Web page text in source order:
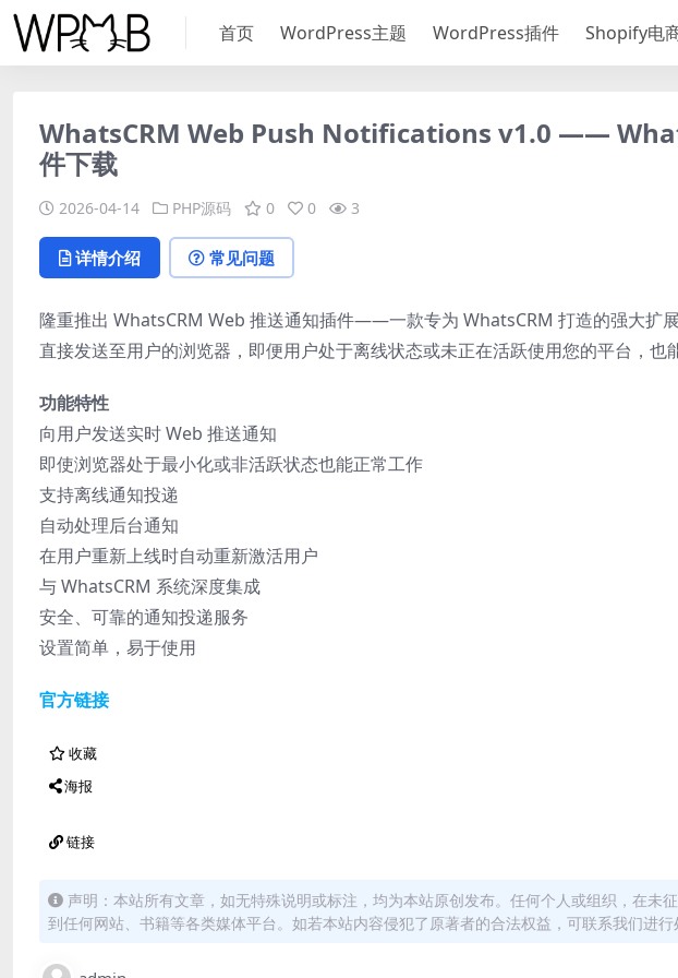
首页 WordPress主题 WordPress插件 Shopify电
WhatsCRM Web Push Notifications v1.0 ——
件下载
2026-04-14 PHP源码 0 0 3
详情介绍 常见问题
隆重推出 WhatsCRM Web 推送通知插件——一款专为 WhatsCRM 打造的强大扩
直接发送至用户的浏览器，即便用户处于离线状态或未正在活跃使用您的平台，也
功能特性
向用户发送实时 Web 推送通知
即使浏览器处于最小化或非活跃状态也能正常工作
支持离线通知投递
自动处理后台通知
在用户重新上线时自动重新激活用户
与 WhatsCRM 系统深度集成
安全、可靠的通知投递服务
设置简单，易于使用
官方链接
收藏
海报
链接
声明：本站所有文章，如无特殊说明或标注，均为本站原创发布。任何个人或组织，在未
到任何网站、书籍等各类媒体平台。如若本站内容侵犯了原著者的合法权益，可联系我们进行